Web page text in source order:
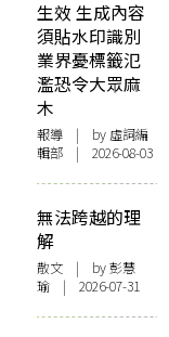
生效 生成內容
須貼水印識別
業界憂標籤氾
濫恐令大眾麻
木
報導 | by 虛詞編
輯部 | 2026-08-03
無法跨越的理
解
散文 | by 彭慧
瑜 | 2026-07-31